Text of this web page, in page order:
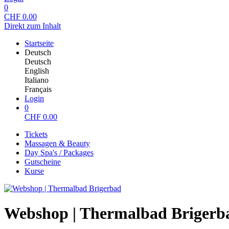
0
CHF 0.00
Direkt zum Inhalt
Startseite
Deutsch
Deutsch
English
Italiano
Français
Login
0
CHF 0.00
Tickets
Massagen & Beauty
Day Spa's / Packages
Gutscheine
Kurse
Webshop | Thermalbad